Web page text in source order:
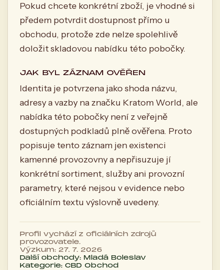
Pokud chcete konkrétní zboží, je vhodné si
předem potvrdit dostupnost přímo u
obchodu, protože zde nelze spolehlivě
doložit skladovou nabídku této pobočky.
JAK BYL ZÁZNAM OVĚŘEN
Identita je potvrzena jako shoda názvu,
adresy a vazby na značku Kratom World, ale
nabídka této pobočky není z veřejně
dostupných podkladů plně ověřena. Proto
popisuje tento záznam jen existenci
kamenné provozovny a nepřisuzuje jí
konkrétní sortiment, služby ani provozní
parametry, které nejsou v evidence nebo
oficiálním textu výslovně uvedeny.
Profil vychází z oficiálních zdrojů
provozovatele.
Výzkum: 27. 7. 2026
Další obchody: Mladá Boleslav
Kategorie: CBD Obchod